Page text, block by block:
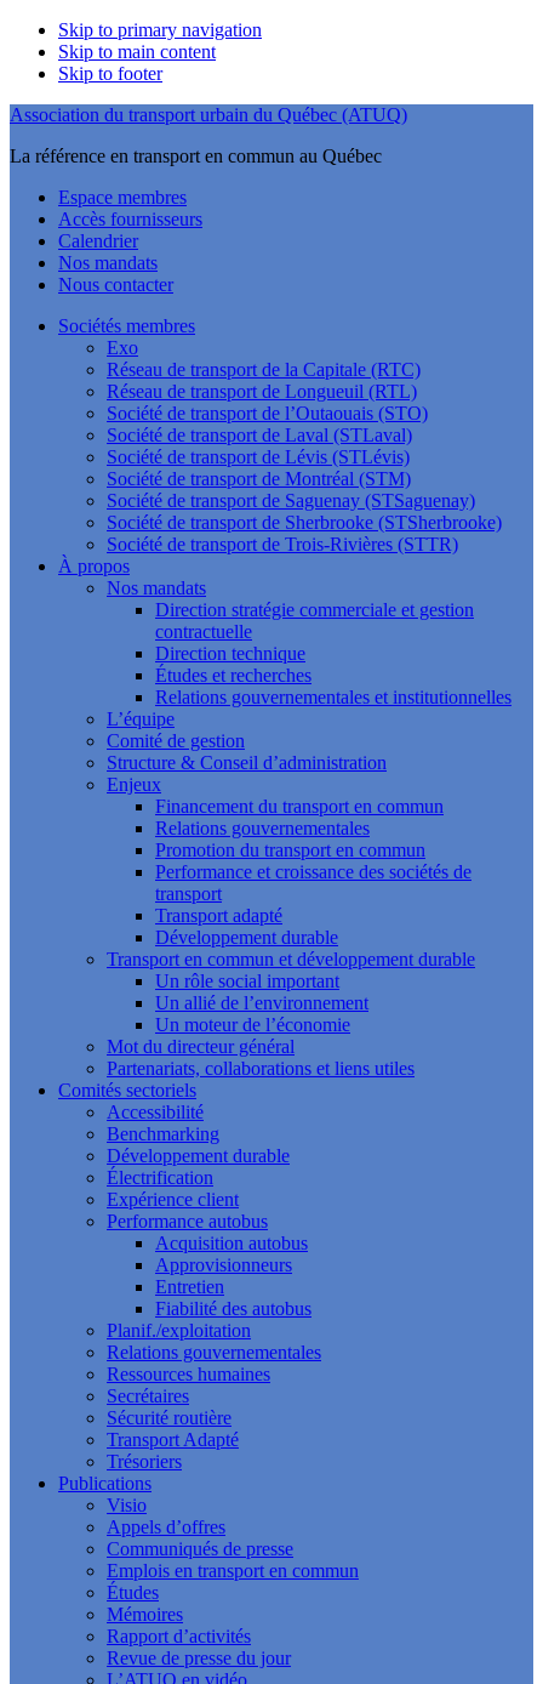
Skip to primary navigation
Skip to main content
Skip to footer
Association du transport urbain du Québec (ATUQ)
La référence en transport en commun au Québec
Espace membres
Accès fournisseurs
Calendrier
Nos mandats
Nous contacter
Sociétés membres
Exo
Réseau de transport de la Capitale (RTC)
Réseau de transport de Longueuil (RTL)
Société de transport de l’Outaouais (STO)
Société de transport de Laval (STLaval)
Société de transport de Lévis (STLévis)
Société de transport de Montréal (STM)
Société de transport de Saguenay (STSaguenay)
Société de transport de Sherbrooke (STSherbrooke)
Société de transport de Trois-Rivières (STTR)
À propos
Nos mandats
Direction stratégie commerciale et gestion
contractuelle
Direction technique
Études et recherches
Relations gouvernementales et institutionnelles
L’équipe
Comité de gestion
Structure & Conseil d’administration
Enjeux
Financement du transport en commun
Relations gouvernementales
Promotion du transport en commun
Performance et croissance des sociétés de
transport
Transport adapté
Développement durable
Transport en commun et développement durable
Un rôle social important
Un allié de l’environnement
Un moteur de l’économie
Mot du directeur général
Partenariats, collaborations et liens utiles
Comités sectoriels
Accessibilité
Benchmarking
Développement durable
Électrification
Expérience client
Performance autobus
Acquisition autobus
Approvisionneurs
Entretien
Fiabilité des autobus
Planif./exploitation
Relations gouvernementales
Ressources humaines
Secrétaires
Sécurité routière
Transport Adapté
Trésoriers
Publications
Visio
Appels d’offres
Communiqués de presse
Emplois en transport en commun
Études
Mémoires
Rapport d’activités
Revue de presse du jour
L’ATUQ en vidéo